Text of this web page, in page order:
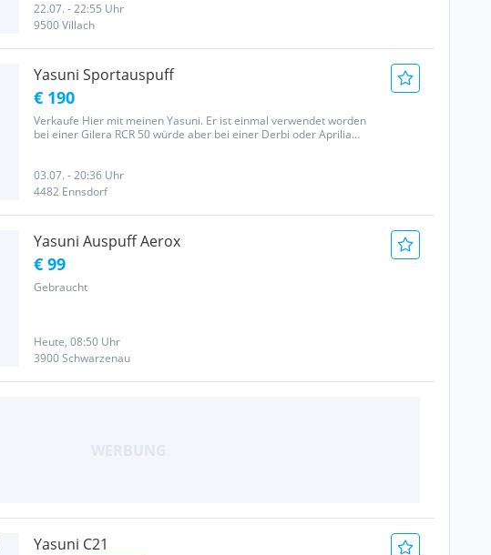
22.07. - 22:55 Uhr
9500 Villach
Yasuni Sportauspuff
€ 190
Verkaufe Hier mit meinen Yasuni. Er ist einmal verwendet worden
bei einer Gilera RCR 50 würde aber bei einer Derbi oder Aprilia
03.07. - 20:36 Uhr
4482 Ennsdorf
Yasuni Auspuff Aerox
€ 99
Gebraucht
Heute, 08:50 Uhr
3900 Schwarzenau
Yasuni C21